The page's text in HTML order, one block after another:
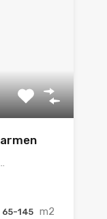
65-145 m2